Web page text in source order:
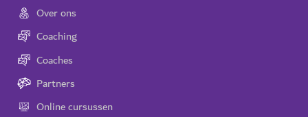
Over ons
Coaching
Coaches
Partners
Online cursussen